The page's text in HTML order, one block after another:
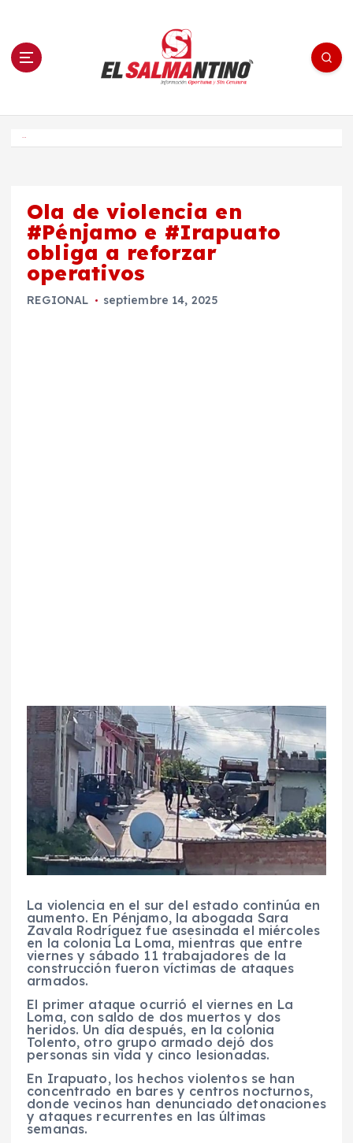
n El Salmantino - medios/noticias/editorial
Ola de violencia en
#Pénjamo e #Irapuato
obliga a reforzar
operativos
REGIONAL septiembre 14, 2025
La violencia en el sur del estado continúa en
aumento. En Pénjamo, la abogada Sara
Zavala Rodríguez fue asesinada el miércoles
en la colonia La Loma, mientras que entre
viernes y sábado 11 trabajadores de la
construcción fueron víctimas de ataques
armados.
El primer ataque ocurrió el viernes en La
Loma, con saldo de dos muertos y dos
heridos. Un día después, en la colonia
Tolento, otro grupo armado dejó dos
personas sin vida y cinco lesionadas.
En Irapuato, los hechos violentos se han
concentrado en bares y centros nocturnos,
donde vecinos han denunciado detonaciones
y ataques recurrentes en las últimas
semanas.